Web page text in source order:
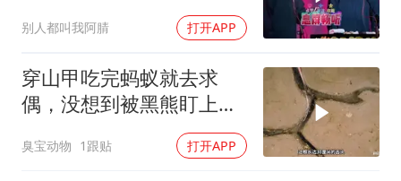
别人都叫我阿腈 打开APP
穿山甲吃完蚂蚁就去求
偶，没想到被黑熊盯上
臭宝动物 1跟贴 打开APP